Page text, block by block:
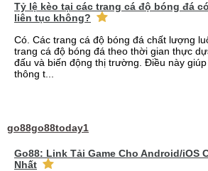
Tỷ lệ kèo tại các trang cá độ bóng đá
liên tục không?
Có. Các trang cá độ bóng đá chất lượng
trang cá độ bóng đá theo thời gian thực
đấu và biến động thị trường. Điều này
thông t...
go88go88today1
Go88: Link Tải Game Cho Android/iOS
Nhất